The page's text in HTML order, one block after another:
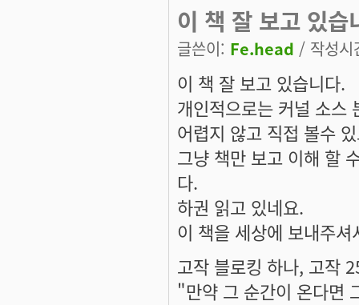
이 책 잘 보고 있습
글쓴이: Fe.head / 작성
이 책 잘 보고 있습니다.
개인적으로는 커널 소스
어렵지 않고 직접 볼수
그냥 책만 보고 이해 할
다.
하권 읽고 있네요.
이 책을 세상에 보내주
고작 블로킹 하나, 고작
"만약 그 순간이 온다면